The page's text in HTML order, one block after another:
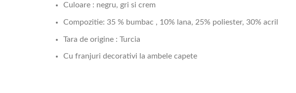
Culoare : negru, gri si crem
Compozitie: 35 % bumbac , 10% lana, 25% poliester, 30% acril
Tara de origine : Turcia
Cu franjuri decorativi la ambele capete